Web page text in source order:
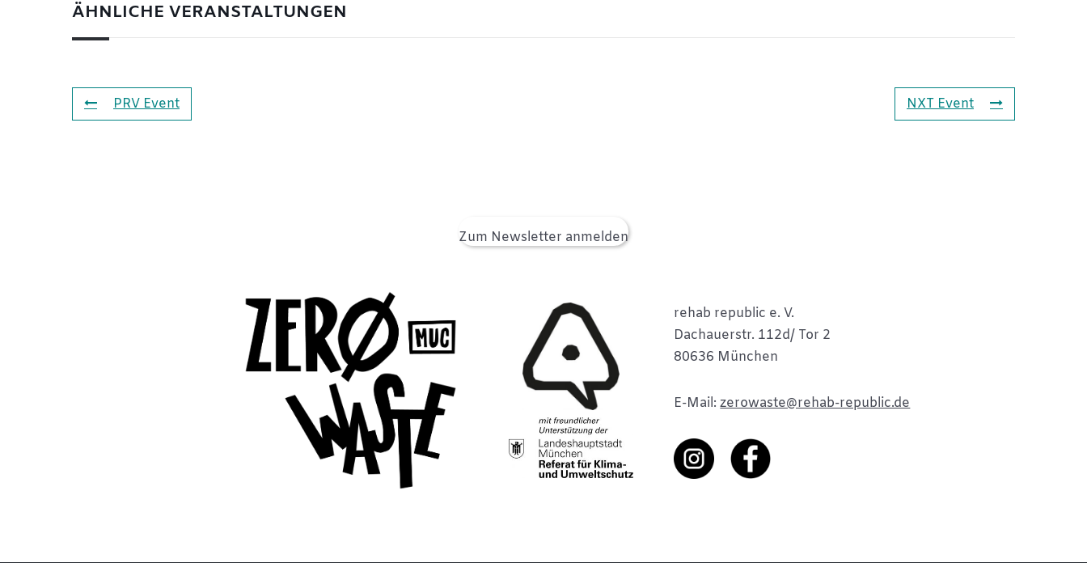
ÄHNLICHE VERANSTALTUNGEN
PRV Event NXT Event
Zum Newsletter anmelden
rehab republic e. V.
Dachauerstr. 112d/ Tor 2
80636 München
E-Mail:zerowaste@rehab-republic.de